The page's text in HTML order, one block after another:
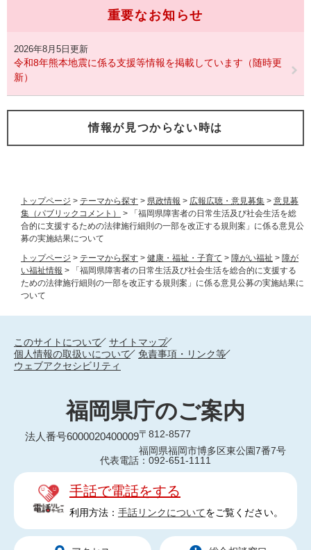
トップページ > テーマから探す > 県政情報 > 広報広聴・意見募集 > 意見募
集（パブリックコメント）
>
「福岡県障害者の日常生活及び社会生活を総
合的に支援するための法律施行細則の一部を改正する規則案」に係る意見公
募の実施結果について
トップページ > テーマから探す > 健康・福祉・子育て > 障がい福祉 > 障が
い福祉情報 >
「福岡県障害者の日常生活及び社会生活を総合的に支援する
ための法律施行細則の一部を改正する規則案」に係る意見公募の実施結果に
ついて
重要なお知らせ
2026年8月5日更新
令和8年熊本地震に係る支援等情報を掲載しています（随時更
新）
情報が見つからない時は
このサイトについて
サイトマップ
個人情報の取扱いについて
免責事項・リンク等
ウェブアクセシビリティ
福岡県庁のご案内
法人番号6000020400009〒812-8577
福岡県福岡市博多区東公園7番7号
代表電話：092-651-1111
手話で電話をする
利用方法： 手話リンクについてをご覧ください。